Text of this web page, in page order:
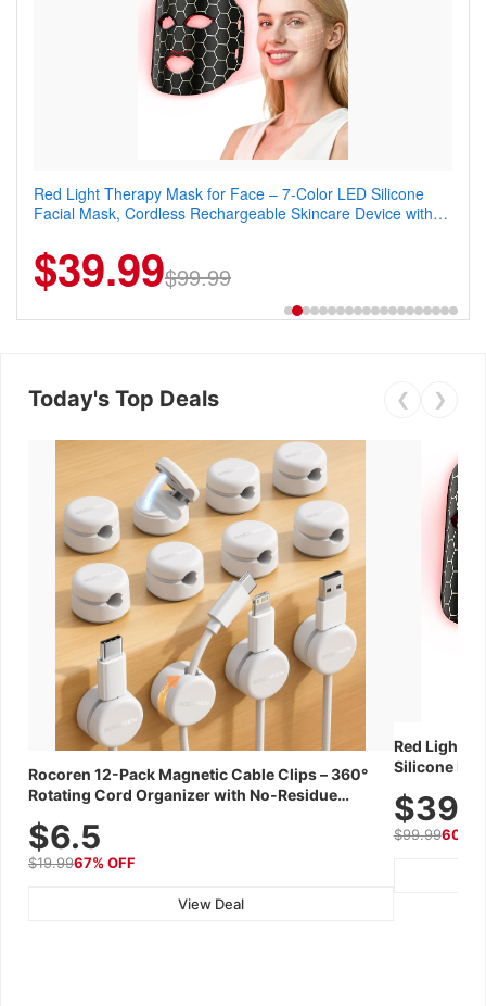
Red Light Therapy Mask for Face – 7-Color LED Silicone
Facial Mask, Cordless Rechargeable Skincare Device with
$39.99$99.99
Men's Slim Fit Polo Shirt – Quick Dry Moisture Wicking, High
Elasticity, Athletic Fit Polo for Golf, Tennis, Work & Casual
$6.99$29.99
Today's Top Deals ❮ ❯
Rocoren 12-Pack Magnetic Cable Clips – 360°
Rotating Cord Organizer with No-Residue
Wall, Car & Office, White
$6.5
$19.9967% OFF
View Deal
Red Light
Silicone
$99.9960%